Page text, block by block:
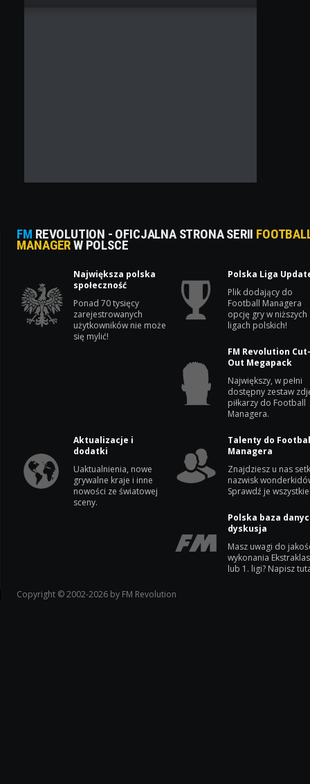
FM REVOLUTION - OFICJALNA STRONA SERII
MANAGERW POLSCE
Największa polska
społeczność
Ponad 70 tysięcy
zarejestrowanych
użytkowników nie może
się mylić!
Polska Liga
Plik dodający do
Football Managera
opcję gry w niższych
ligach polskich!
FM Revolution
Out Megapack
Największy, w pełni
dostępny zestaw
piłkarzy do Football
Managera.
Aktualizacje i
dodatki
Uaktualnienia, nowe
grywalne kraje i inne
nowości ze światowej
sceny.
Talenty do
Managera
Znajdziesz u nas
nazwisk
Sprawdź je
Polska baza
dyskusja
Masz uwagi do
wykonania
lub 1. ligi? Napisz
Copyright © 2002-2026 by FM Revolution